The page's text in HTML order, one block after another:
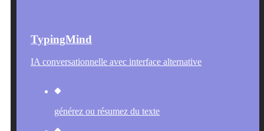
TypingMind
IA conversationnelle avec interface alternative
générez ou résumez du texte